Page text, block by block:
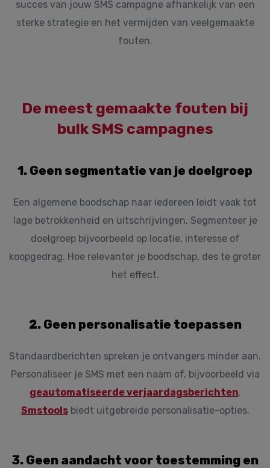
succes van jouw SMS campagne afhankelijk van een
sterke strategie en het vermijden van veelgemaakte
fouten.
De meest gemaakte fouten bij
bulk SMS campagnes
1. Geen segmentatie van je doelgroep
Een algemene boodschap naar iedereen leidt vaak tot
lage betrokkenheid en uitschrijvingen. Segmenteer je
doelgroep bijvoorbeeld op locatie, interesse of
koopgedrag. Hoe relevanter je boodschap, des te groter
het effect.
2. Geen personalisatie toepassen
Standaardberichten spreken je ontvangers minder aan.
Personaliseer je SMS met een naam of, bijvoorbeeld via
geautomatiseerde verjaardagsberichten.
Smstoolsbiedt uitgebreide personalisatie-opties.
3. Geen aandacht voor toestemming en